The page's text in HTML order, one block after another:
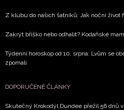
Z klubu do našich šatníků: Jak noční život
Zakrýt bříško nebo odhalit? Kodaňské
Týdenní horoskop od 10. srpna: Lvům se
zpomalí
DOPORUČENÉ ČLÁNKY
Skutečný Krokodýl Dundee přežil 56 dnů